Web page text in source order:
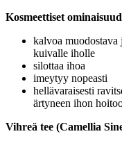
Kosmeettiset
kalvoa muodostava
kuivalle iholle
silottaa ihoa
imeytyy nopeasti
hellävaraisesti
ärtyneen ihon
Vihreä tee (Camellia